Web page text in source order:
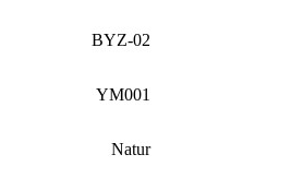
BYZ-02
YM001
Natur